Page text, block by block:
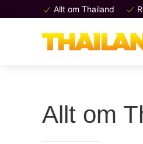
Allt om Thailand
Allt om